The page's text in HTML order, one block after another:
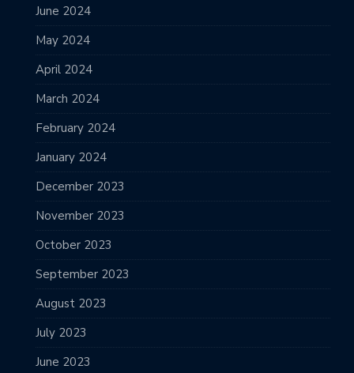
June 2024
May 2024
April 2024
March 2024
February 2024
January 2024
December 2023
November 2023
October 2023
September 2023
August 2023
July 2023
June 2023